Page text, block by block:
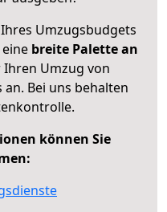
Umzugsbudgets
breite Palette an
Ihren Umzug von
Bei uns behalten
können Sie